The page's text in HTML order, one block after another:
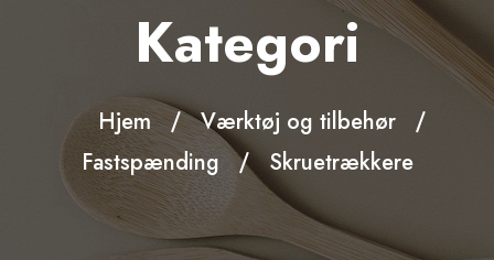
Kategori
Hjem
Værktøj og tilbehør
Fastspænding
Skruetrækkere